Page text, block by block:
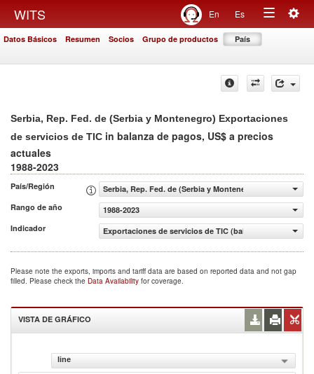
WITS En Es
Toggle
Datos Básicos Resumen Socios Grupo de productos País
Serbia, Rep. Fed. de (Serbia y Montenegro) Exportaciones
de servicios de TIC in balanza de pagos, US$ a precios
actuales
1988-2023
País/Región
Serbia, Rep. Fed. de (Serbia y Montenegro)
Rango de año
1988-2023
Indicador
Exportaciones de servicios de TIC (balanza de pagos,
Please note the exports, imports and tariff data are based on reported data and not gap
filled. Please check the Data Availability for coverage.
VISTA DE GRÁFICO
line